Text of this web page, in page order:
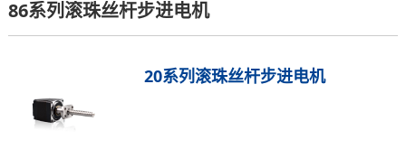
86系列滚珠丝杆步进电机
20系列滚珠丝杆步进电机